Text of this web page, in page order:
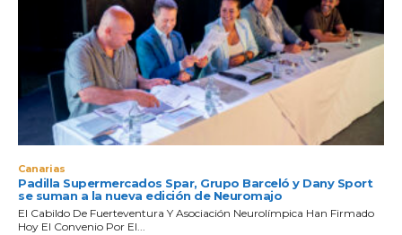
Canarias
Padilla Supermercados Spar, Grupo Barceló y Dany Sport
se suman a la nueva edición de Neuromajo
El Cabildo De Fuerteventura Y Asociación Neurolímpica Han Firmado
Hoy El Convenio Por El...